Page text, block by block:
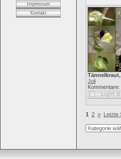
Impressum
Kontakt
Juli
Kommentare:
1 2 » Letzte